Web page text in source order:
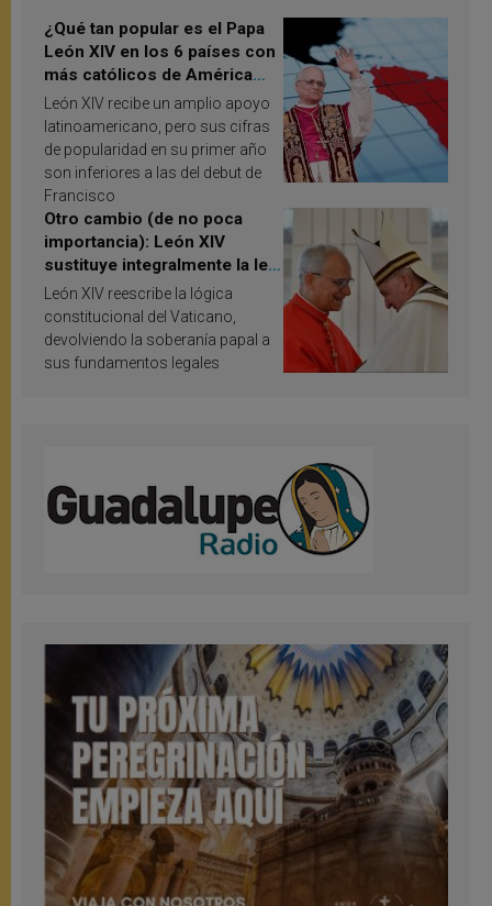
¿Qué tan popular es el Papa
León XIV en los 6 países con
más católicos de América
Latina en 2026? Publican
resultados de investigación
León XIV recibe un amplio apoyo
latinoamericano, pero sus cifras
de popularidad en su primer año
son inferiores a las del debut de
Francisco
Otro cambio (de no poca
importancia): León XIV
sustituye integralmente la ley
vaticana de Papa Francisco
León XIV reescribe la lógica
constitucional del Vaticano,
devolviendo la soberanía papal a
sus fundamentos legales